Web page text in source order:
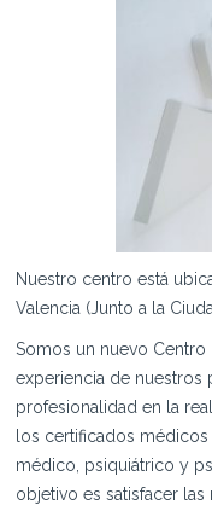
Nuestro centro está
Valencia (Junto a la
Somos un nuevo Centro
experiencia de nuestros
profesionalidad en la
los certificados
médico, psiquiátrico y
objetivo es satisfacer